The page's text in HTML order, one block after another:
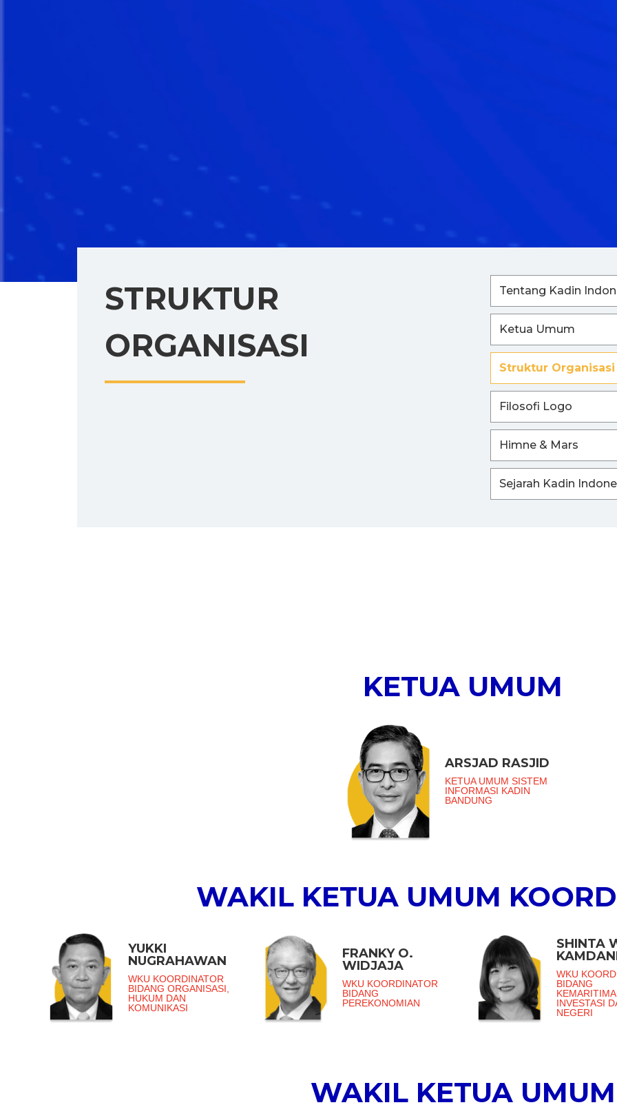
STRUKTUR
ORGANISASI
Tentang Kadin
Ketua Umum
Struktur Organisasi
Filosofi Logo
Himne & Mars
Sejarah Kadin
KETUA UMUM
ARSJAD RASJID
KETUA UMUM SISTEM
INFORMASI KADIN
BANDUNG
WAKIL KETUA UMUM
YUKKI
NUGRAHAWAN
WKU KOORDINATOR
BIDANG ORGANISASI,
HUKUM DAN
KOMUNIKASI
FRANKY O.
WIDJAJA
WKU KOORDINATOR
BIDANG
PEREKONOMIAN
SHINTA
WKU
BIDANG
INVESTASI
NEGERI
WAKIL KETUA UMUM